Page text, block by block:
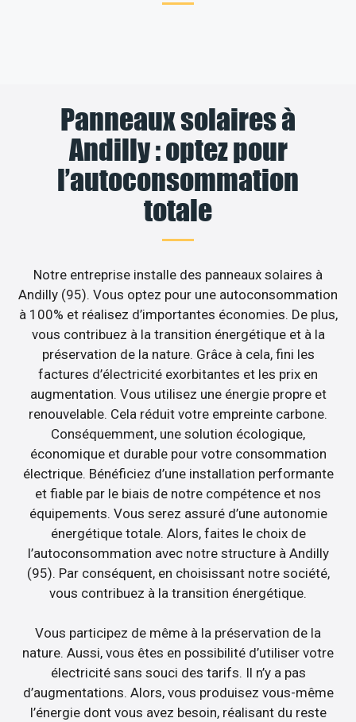
Panneaux solaires à
Andilly : optez pour
l’autoconsommation
totale
Notre entreprise installe des panneaux solaires à
Andilly (95). Vous optez pour une autoconsommation
à 100% et réalisez d’importantes économies. De plus,
vous contribuez à la transition énergétique et à la
préservation de la nature. Grâce à cela, fini les
factures d’électricité exorbitantes et les prix en
augmentation. Vous utilisez une énergie propre et
renouvelable. Cela réduit votre empreinte carbone.
Conséquemment, une solution écologique,
économique et durable pour votre consommation
électrique. Bénéficiez d’une installation performante
et fiable par le biais de notre compétence et nos
équipements. Vous serez assuré d’une autonomie
énergétique totale. Alors, faites le choix de
l’autoconsommation avec notre structure à Andilly
(95). Par conséquent, en choisissant notre société,
vous contribuez à la transition énergétique.
Vous participez de même à la préservation de la
nature. Aussi, vous êtes en possibilité d’utiliser votre
électricité sans souci des tarifs. Il n’y a pas
d’augmentations. Alors, vous produisez vous-même
l’énergie dont vous avez besoin, réalisant du reste